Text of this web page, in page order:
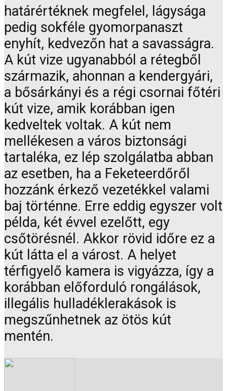
határértéknek megfelel, lágysága
pedig sokféle gyomorpanaszt
enyhít, kedvezőn hat a savasságra.
A kút vize ugyanabból a rétegből
származik, ahonnan a kendergyári,
a bősárkányi és a régi csornai főtéri
kút vize, amik korábban igen
kedveltek voltak. A kút nem
mellékesen a város biztonsági
tartaléka, ez lép szolgálatba abban
az esetben, ha a Feketeerdőről
hozzánk érkező vezetékkel valami
baj történne. Erre eddig egyszer volt
példa, két évvel ezelőtt, egy
csőtörésnél. Akkor rövid időre ez a
kút látta el a várost. A helyet
térfigyelő kamera is vigyázza, így a
korábban előforduló rongálások,
illegális hulladéklerakások is
megszűnhetnek az ötös kút
mentén.